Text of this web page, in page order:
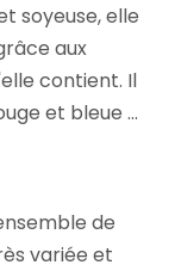
soyeuse, elle
aux
contient. Il
et bleue ...
de
variée et